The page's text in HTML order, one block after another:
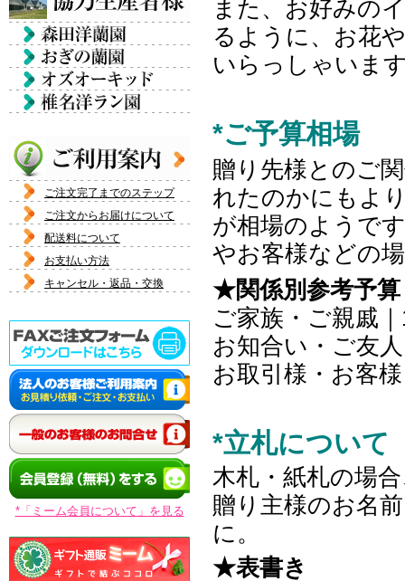
ご注文完了までのステップ
ご注文からお届けについて
配送料について
お支払い方法
キャンセル・返品・交換
*「ミーム会員について」を見る
また、お好みの
るように、お花
いらっしゃいま
*ご予算相場
贈り先様とのご
れたのかにもよ
が相場のようで
やお客様などの
★関係別参考予算
ご家族・ご親戚
お知合い・ご友
お取引様・お客
*立札について
木札・紙札の場
贈り主様のお名
に。
★表書き